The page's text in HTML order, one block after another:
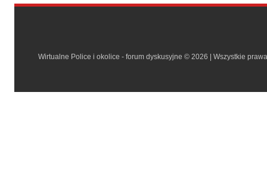
Wirtualne Police i okolice - forum dyskusyjne © 2026 | Wszystkie